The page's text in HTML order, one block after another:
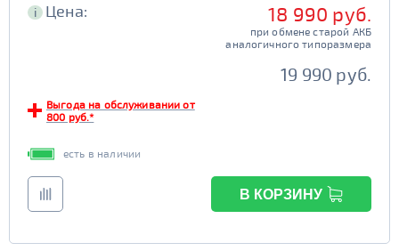
i Цена: 18 990 руб.
при обмене старой АКБ
аналогичного типоразмера
19 990 руб.
Выгода на обслуживании от
800 руб.*
есть в наличии
В КОРЗИНУ